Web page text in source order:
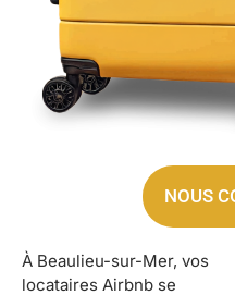
NOUS
À Beaulieu-sur-Mer, vos
locataires Airbnb se
guide local de vos bonnes
adresses, des